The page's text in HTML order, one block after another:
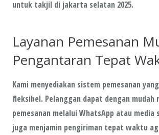
untuk takjil di jakarta selatan 2025.
Layanan Pemesanan
Pengantaran Tepat
Kami menyediakan sistem pemesanan
fleksibel. Pelanggan dapat dengan mudah
pemesanan melalui WhatsApp atau media
juga menjamin pengiriman tepat waktu